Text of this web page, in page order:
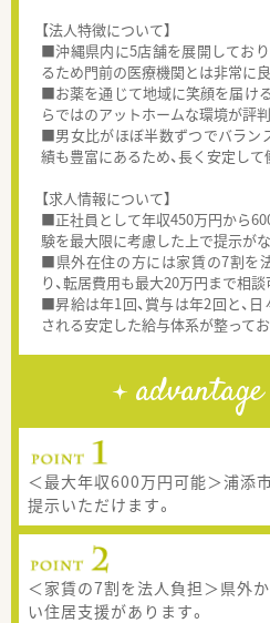
【法人特徴について】
■沖縄県内に5店舗を展開してお
るため門前の医療機関とは非常に
■お薬を通じて地域に笑顔を届け
らではのアットホームな環境が評
■男女比がほぼ半数ずつでバラン
績も豊富にあるため、長く安定して
【求人情報について】
■正社員として年収450万円から
験を最大限に考慮した上で提示がな
■県外在住の方には家賃の7割を
り、転居費用も最大20万円まで相談
■昇給は年1回、賞与は年2回と、
される安定した給与体系が整ってお
advantage
＜最大年収600万円可能＞浦添
提示いただけます。
＜家賃の7割を法人負担＞県外
い住居支援があります。